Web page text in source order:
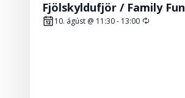
Fjölskyldufjör / Family Fun
10. ágúst @ 11:30- 13:00 Recurring